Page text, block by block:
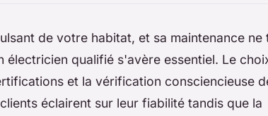
de votre habitat, et sa maintenance ne
électricien qualifié s'avère essentiel. Le
et la vérification consciencieuse
éclairent sur leur fiabilité tandis que la